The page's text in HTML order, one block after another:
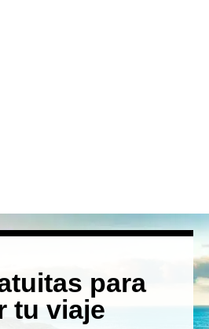
para
tu viaje